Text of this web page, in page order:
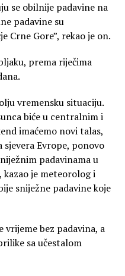
se obilnije padavine na
padavine su
Crne Gore”, rekao je on.
prema riječima
vremensku situaciju.
biće u centralnim i
imaćemo novi talas,
sjevera Evrope, ponovo
padavinama u
je meteorolog i
sniježne padavine koje
vrijeme bez padavina, a
sa učestalom